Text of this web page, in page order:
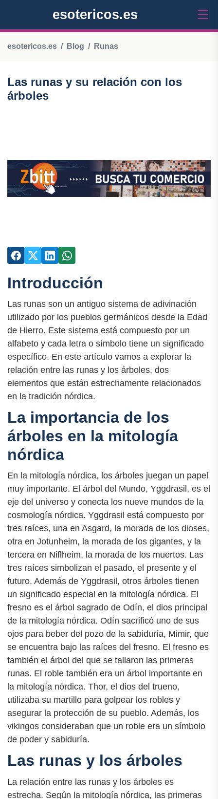
esotericos.es
esotericos.es Blog Runas
Las runas y su relación con los
árboles
Introducción
Las runas son un antiguo sistema de adivinación
utilizado por los pueblos germánicos desde la Edad
de Hierro. Este sistema está compuesto por un
alfabeto y cada letra o símbolo tiene un significado
específico. En este artículo vamos a explorar la
relación entre las runas y los árboles, dos
elementos que están estrechamente relacionados
en la tradición nórdica.
La importancia de los
árboles en la mitología
nórdica
En la mitología nórdica, los árboles juegan un papel
muy importante. El árbol del Mundo, Yggdrasil, es el
eje del universo y conecta los nueve mundos de la
cosmología nórdica. Yggdrasil está compuesto por
tres raíces, una en Asgard, la morada de los dioses,
otra en Jotunheim, la morada de los gigantes, y la
tercera en Niflheim, la morada de los muertos. Las
tres raíces simbolizan el pasado, el presente y el
futuro. Además de Yggdrasil, otros árboles tienen
un significado especial en la mitología nórdica. El
fresno es el árbol sagrado de Odín, el dios principal
de la mitología nórdica. Odín sacrificó uno de sus
ojos para beber del pozo de la sabiduría, Mimir, que
se encuentra bajo las raíces del fresno. El fresno es
también el árbol del que se tallaron las primeras
runas. El roble también era un árbol importante en
la mitología nórdica. Thor, el dios del trueno,
utilizaba su martillo para golpear los robles y
asegurar la protección de su pueblo. Además, los
vikingos consideraban que un roble era un símbolo
de poder y sabiduría.
Las runas y los árboles
La relación entre las runas y los árboles es
estrecha. Según la mitología nórdica, las primeras